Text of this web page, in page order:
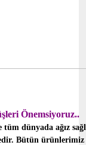
Önemsiyoruz..
dünyada ağız
Bütün